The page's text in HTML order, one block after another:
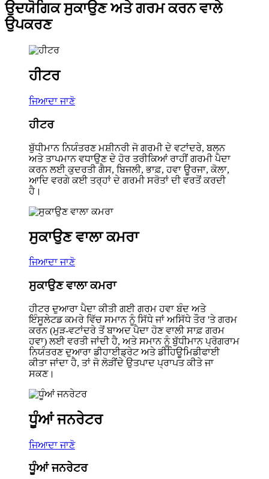
ਉਦਯੋਗਿਕ ਸੁਕਾਉਣ ਅਤੇ ਗਰਮ ਕਰਨ ਵਾਲੇ
ਉਪਕਰਣ
ਹੀਟਰ
ਜਿਆਦਾ ਜਾਣੋ
ਹੀਟਰ
ਬੁੱਧੀਮਾਨ ਨਿਯੰਤਰਣ ਮਸ਼ੀਨਰੀ ਜੋ ਗਰਮੀ ਦੇ ਵਟਾਂਦਰੇ, ਬਲਨ
ਅਤੇ ਤਾਪਮਾਨ ਵਧਾਉਣ ਦੇ ਹੋਰ ਤਰੀਕਿਆਂ ਰਾਹੀਂ ਗਰਮੀ ਪੈਦਾ
ਕਰਨ ਲਈ ਕੁਦਰਤੀ ਗੈਸ, ਬਿਜਲੀ, ਭਾਫ਼, ਹਵਾ ਊਰਜਾ, ਕੋਲਾ,
ਆਦਿ ਵਰਗੇ ਕਈ ਤਰ੍ਹਾਂ ਦੇ ਗਰਮੀ ਸਰੋਤਾਂ ਦੀ ਵਰਤੋਂ ਕਰਦੀ
ਹੈ।
ਸੁਕਾਉਣ ਵਾਲਾ ਕਮਰਾ
ਜਿਆਦਾ ਜਾਣੋ
ਸੁਕਾਉਣ ਵਾਲਾ ਕਮਰਾ
ਹੀਟਰ ਦੁਆਰਾ ਪੈਦਾ ਕੀਤੀ ਗਈ ਗਰਮ ਹਵਾ ਬੰਦ ਅਤੇ
ਇੰਸੂਲੇਟਡ ਕਮਰੇ ਵਿੱਚ ਸਮਾਨ ਨੂੰ ਸਿੱਧੇ ਜਾਂ ਅਸਿੱਧੇ ਤੌਰ 'ਤੇ ਗਰਮ
ਕਰਨ (ਮੁੜ-ਵਟਾਂਦਰੇ ਤੋਂ ਬਾਅਦ ਪੈਦਾ ਹੋਣ ਵਾਲੀ ਸਾਫ਼ ਗਰਮ
ਹਵਾ) ਲਈ ਵਰਤੀ ਜਾਂਦੀ ਹੈ, ਅਤੇ ਸਮਾਨ ਨੂੰ ਬੁੱਧੀਮਾਨ ਪ੍ਰੋਗਰਾਮ
ਨਿਯੰਤਰਣ ਦੁਆਰਾ ਡੀਹਾਈਡ੍ਰੇਟ ਅਤੇ ਡੀਹਿਊਮਿਡੀਫਾਈ
ਕੀਤਾ ਜਾਂਦਾ ਹੈ, ਤਾਂ ਜੋ ਲੋੜੀਂਦੇ ਉਤਪਾਦ ਪ੍ਰਾਪਤ ਕੀਤੇ ਜਾ
ਸਕਣ।
ਧੂੰਆਂ ਜਨਰੇਟਰ
ਜਿਆਦਾ ਜਾਣੋ
ਧੂੰਆਂ ਜਨਰੇਟਰ